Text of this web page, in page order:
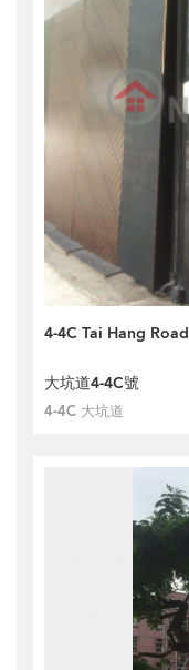
4-4C Tai Hang Road
大坑道4-4C號
4-4C 大坑道